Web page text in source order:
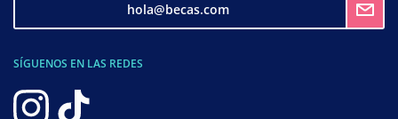
hola@becas.com
SÍGUENOS EN LAS REDES